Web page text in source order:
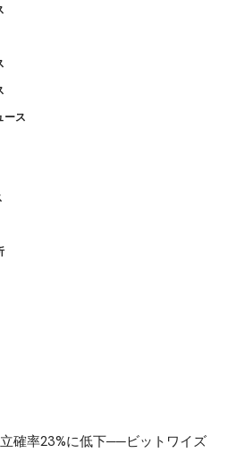
ース
確率23%に低下──ビットワイズ